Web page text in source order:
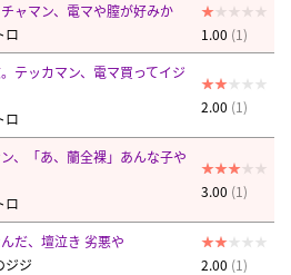
ャマン、電マや膣が好みか
ロ 1.00 (1)
テッカマン、電マ買ってイジ
ロ
2.00 (1)
、「あ、蘭全裸」あんな子や
ロ
3.00 (1)
だ、壇泣き 劣悪や
ジジ 2.00 (1)